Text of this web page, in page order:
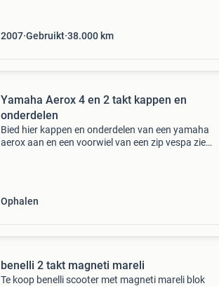
2007 Gebruikt 38.000 km
Yamaha Aerox 4 en 2 takt kappen en
onderdelen
Bied hier kappen en onderdelen van een yamaha
aerox aan en een voorwiel van een zip vespa zie
Ophalen
benelli 2 takt magneti mareli
Te koop benelli scooter met magneti mareli blok